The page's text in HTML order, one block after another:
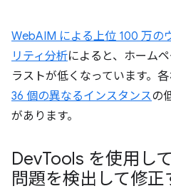
WebAIM による上位 100 万の
リティ分析によると、ホーム
ラストが低くなっています。
36 個の異なるインスタンスの
があります。
DevTools を使用し
問題を検出して修正